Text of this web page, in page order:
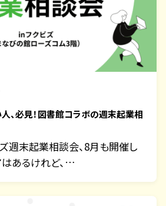
人、必見！図書館コラボの週末起業相
週末起業相談会、8月も開催し
はあるけれど、…